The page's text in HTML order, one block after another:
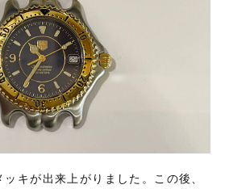
キが出来上がりました。この後、